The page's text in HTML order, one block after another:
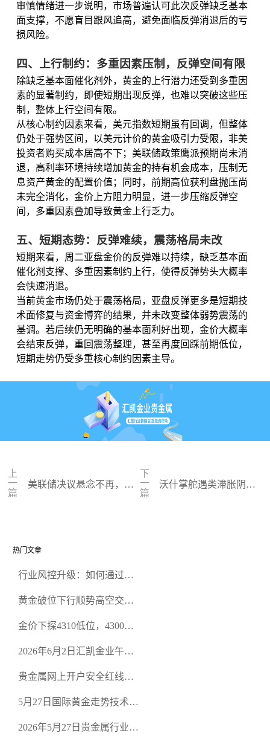
审慎情绪进一步说明，市场普遍认可此次反弹缺乏基本
面支撑，不愿盲目跟风追高，避免面临反弹消退后的亏
损风险。
四、上行制约：多重因素压制，反弹空间有限
除缺乏基本面催化剂外，黄金的上行潜力还受到多重因
素的显著制约，即使短期出现反弹，也难以突破这些压
制，整体上行空间有限。
从核心制约因素来看，美元指数短期虽有回调，但整体
仍处于强势区间，以美元计价的黄金吸引力受限，非美
投资者购买成本居高不下；美联储政策鹰派预期尚未消
退，高利率环境持续增加黄金的持有机会成本，压制无
息资产黄金的配置价值；同时，前期高位获利盘抛压尚
未完全消化，金价上方阻力明显，进一步压缩反弹空
间，多重因素叠加导致黄金上行乏力。
五、短期态势：反弹难续，震荡格局未改
短期来看，周二亚盘金价的反弹难以持续，缺乏基本面
催化剂支撑、多重因素制约上行，使得反弹势头大概率
会快速消退。
当前黄金市场仍处于震荡格局，亚盘反弹更多是短期技
术面修复与资金博弈的结果，并未改变整体弱势震荡的
基调。若后续仍无明确的基本面利好出现，金价大概率
会结束反弹，重回震荡整理，甚至再度回踩前期低位，
短期走势仍受多重核心制约因素主导。
上
一
篇
美联储决议悬念不再，鲍
下
一
篇
沃什掌舵遇类滞胀阴霾
热门文章
行业风控升级：如何通过正
规黄金开户交易平台？
黄金破位下行顺势高空交易
金价下探4310低位，4300关
2026年6月2日汇凯金业午盘
空头清算算法如何布防？
贵金属网上开户安全红线：
恶意洗盘陷阱
5月27日国际黄金走势技术盘
规黄金平台全方位行情解析
2026年5月27日贵金属行业新